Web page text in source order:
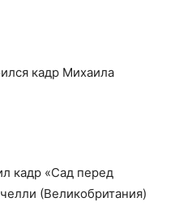
кадр Михаила
кадр «Сад перед
(Великобритания)